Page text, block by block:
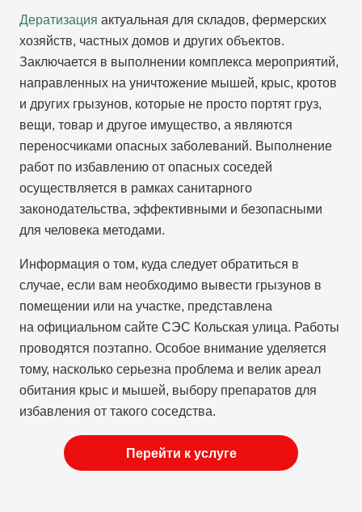
Дератизация актуальная для складов, фермерских
хозяйств, частных домов и других объектов.
Заключается в выполнении комплекса мероприятий,
направленных на уничтожение мышей, крыс, кротов
и других грызунов, которые не просто портят груз,
вещи, товар и другое имущество, а являются
переносчиками опасных заболеваний. Выполнение
работ по избавлению от опасных соседей
осуществляется в рамках санитарного
законодательства, эффективными и безопасными
для человека методами.
Информация о том, куда следует обратиться в
случае, если вам необходимо вывести грызунов в
помещении или на участке, представлена
на официальном сайте СЭС Кольская улица. Работы
проводятся поэтапно. Особое внимание уделяется
тому, насколько серьезна проблема и велик ареал
обитания крыс и мышей, выбору препаратов для
избавления от такого соседства.
Перейти к услуге